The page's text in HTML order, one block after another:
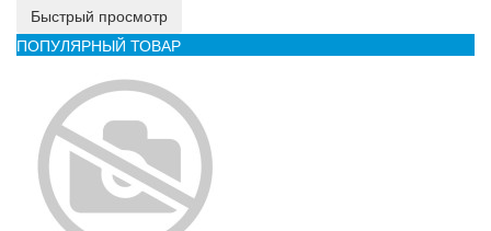
Быстрый просмотр
ПОПУЛЯРНЫЙ ТОВАР